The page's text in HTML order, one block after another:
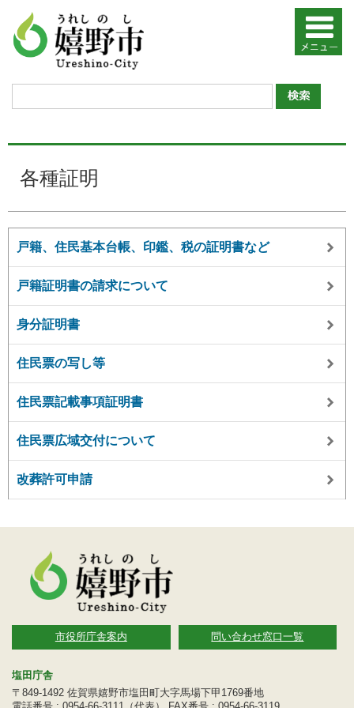
各種証明
戸籍、住民基本台帳、印鑑、税の証明書など
戸籍証明書の請求について
身分証明書
住民票の写し等
住民票記載事項証明書
住民票広域交付について
改葬許可申請
市役所庁舎案内 問い合わせ窓口一覧
塩田庁舎
〒849-1492 佐賀県嬉野市塩田町大字馬場下甲1769番地